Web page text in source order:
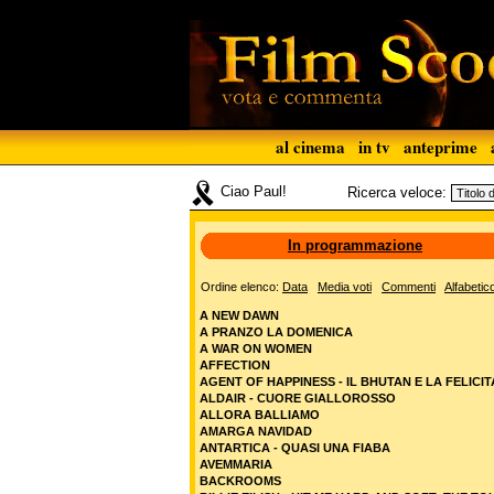
al cinema in tv anteprime
Ciao Paul! Ricerca veloce:
In programmazione
Ordine elenco: Data Media voti Commenti
A NEW DAWN
A PRANZO LA DOMENICA
A WAR ON WOMEN
AFFECTION
AGENT OF HAPPINESS - IL BHUTAN E LA
ALDAIR - CUORE GIALLOROSSO
ALLORA BALLIAMO
AMARGA NAVIDAD
ANTARTICA - QUASI UNA FIABA
AVEMMARIA
BACKROOMS